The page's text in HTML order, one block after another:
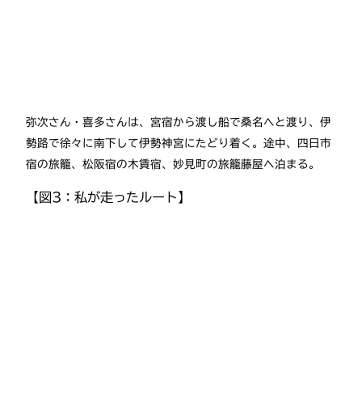
弥次さん・喜多さんは、宮宿から渡し船で桑名へと渡り、伊
勢路で徐々に南下して伊勢神宮にたどり着く。途中、四日市
宿の旅籠、松阪宿の木賃宿、妙見町の旅籠藤屋へ泊まる。
【図3：私が走ったルート】